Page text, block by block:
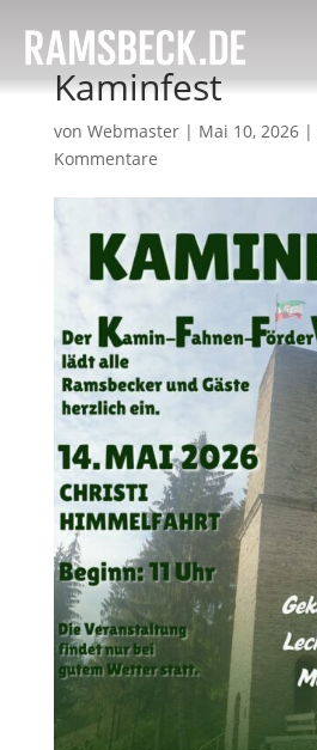
Kaminfest
von Webmaster| Mai 10, 2026|
Kommentare